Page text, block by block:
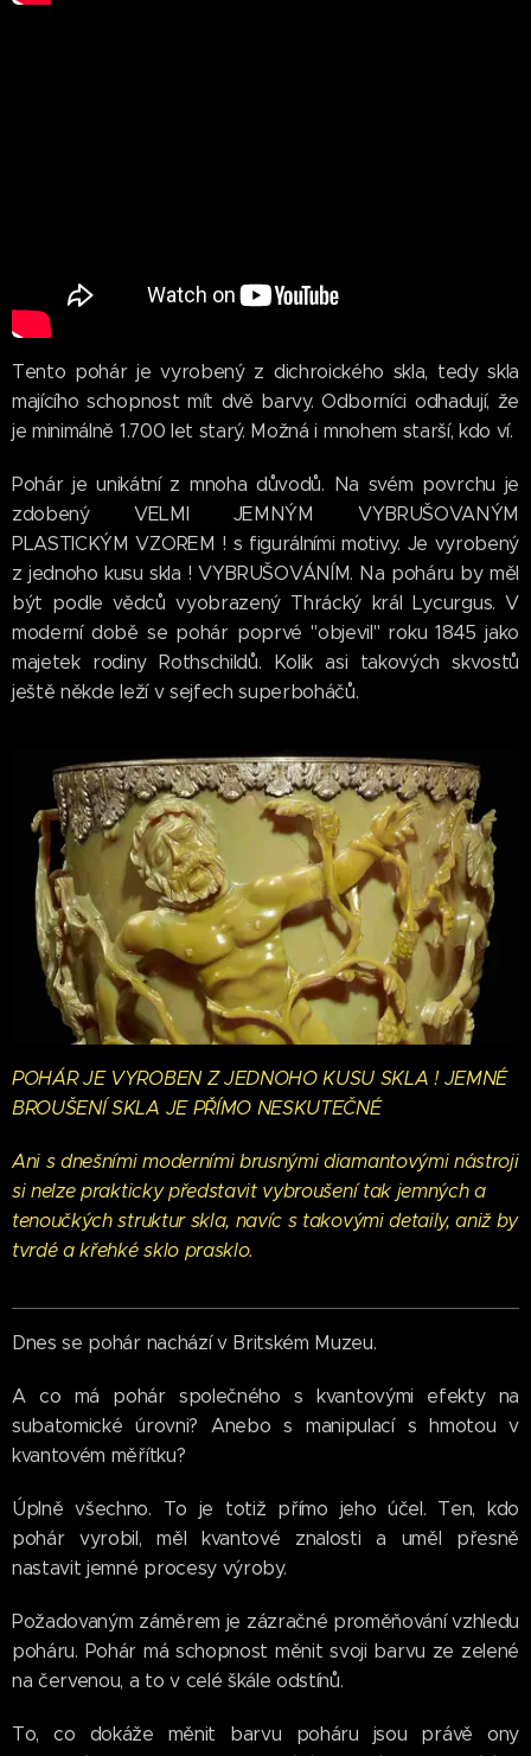
Tento pohár je vyrobený z dichroického skla, tedy skla
majícího schopnost mít dvě barvy. Odborníci odhadují, že
je minimálně 1.700 let starý. Možná i mnohem starší, kdo ví.
Pohár je unikátní z mnoha důvodů. Na svém povrchu je
zdobený VELMI JEMNÝM VYBRUŠOVANÝM
PLASTICKÝM VZOREM ! s figurálními motivy. Je vyrobený
z jednoho kusu skla ! VYBRUŠOVÁNÍM. Na poháru by měl
být podle vědců vyobrazený Thrácký král Lycurgus. V
moderní době se pohár poprvé "objevil" roku 1845 jako
majetek rodiny Rothschildů. Kolik asi takových skvostů
ještě někde leží v sejfech superboháčů.
POHÁR JE VYROBEN Z JEDNOHO KUSU SKLA ! JEMNÉ
BROUŠENÍ SKLA JE PŘÍMO NESKUTEČNÉ
Ani s dnešními moderními brusnými diamantovými nástroji
si nelze prakticky představit vybroušení tak jemných a
tenoučkých struktur skla, navíc s takovými detaily, aniž by
tvrdé a křehké sklo prasklo.
Dnes se pohár nachází v Britském Muzeu.
A co má pohár společného s kvantovými efekty na
subatomické úrovni? Anebo s manipulací s hmotou v
kvantovém měřítku?
Úplně všechno. To je totiž přímo jeho účel. Ten, kdo
pohár vyrobil, měl kvantové znalosti a uměl přesně
nastavit jemné procesy výroby.
Požadovaným záměrem je zázračné proměňování vzhledu
poháru. Pohár má schopnost měnit svoji barvu ze zelené
na červenou, a to v celé škále odstínů.
To, co dokáže měnit barvu poháru jsou právě ony